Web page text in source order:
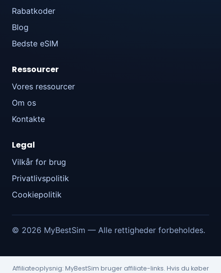
Rabatkoder
Blog
Bedste eSIM
Ressourcer
Vores ressourcer
Om os
Kontakte
Legal
Vilkår for brug
Privatlivspolitik
Cookiepolitik
© 2026 MyBestSim — Alle rettigheder forbeholdes.
Affiliateoplysnig: MyBestSim bruger affiliate-links. Hvis du køber